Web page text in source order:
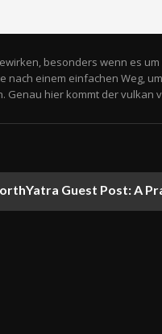
besonders wenn es
nach einem einfachen Weg,
Genau hier kommt der vulkan
Guest Post: A